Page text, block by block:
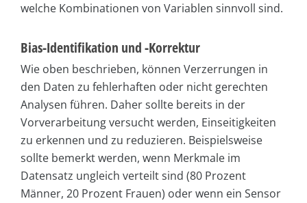
welche Kombinationen von Variablen sinnvoll sind.
Bias-Identifikation und -Korrektur
Wie oben beschrieben, können Verzerrungen in
den Daten zu fehlerhaften oder nicht gerechten
Analysen führen. Daher sollte bereits in der
Vorverarbeitung versucht werden, Einseitigkeiten
zu erkennen und zu reduzieren. Beispielsweise
sollte bemerkt werden, wenn Merkmale im
Datensatz ungleich verteilt sind (80 Prozent
Männer, 20 Prozent Frauen) oder wenn ein Sensor